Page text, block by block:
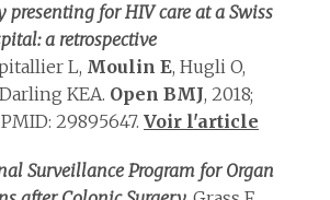
for HIV care at a Swiss
a retrospective
L, Moulin E, Hugli O,
KEA. Open BMJ, 2018;
29895647. Voir l'article
Surveillance Program for Organ